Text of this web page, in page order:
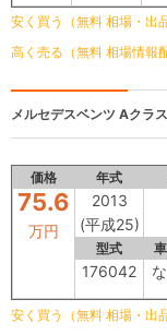
安く買う（無料 相場・出
高く売る（無料 相場情報
メルセデスベンツ Aクラス
価格 年式
75.6
万円
2013
(平成25)
型式
176042
安く買う（無料 相場・出